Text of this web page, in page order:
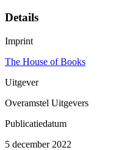
Details
Imprint
The House of Books
Uitgever
Overamstel Uitgevers
Publicatiedatum
5 december 2022